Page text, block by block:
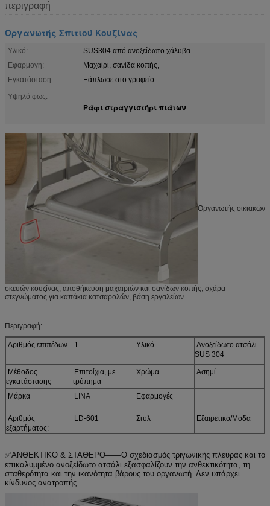
περιγραφή
Οργανωτής Σπιτιού Κουζίνας
Υλικό:
SUS304 από ανοξείδωτο χάλυβα
Εφαρμογή:
Μαχαίρι, σανίδα κοπής,
Εγκατάσταση:
Ξάπλωσε στο γραφείο.
Υψηλό φως:
Ράφι στραγγιστήρι πιάτων
Οργανωτής οικιακών
σκευών κουζίνας, αποθήκευση μαχαιριών και σανίδων κοπής, σχάρα
στεγνώματος για καπάκια κατσαρολών, βάση εργαλείων
Περιγραφή:
Αριθμός επιπέδων 1 Υλικό
Ανοξείδωτο ατσάλι
SUS 304
Μέθοδος
εγκατάστασης
Επιτοίχια, με
τρύπημα
Χρώμα Ασημί
Μάρκα LINA Εφαρμογές
Αριθμός
εξαρτήματος:
LD-601 Στυλ Εξαιρετικό/Μόδα
✅ΑΝΘΕΚΤΙΚΟ & ΣΤΑΘΕΡΟ——Ο σχεδιασμός τριγωνικής πλευράς και το
επικαλυμμένο ανοξείδωτο ατσάλι εξασφαλίζουν την ανθεκτικότητα, τη
σταθερότητα και την ικανότητα βάρους του οργανωτή. Δεν υπάρχει
κίνδυνος ανατροπής.